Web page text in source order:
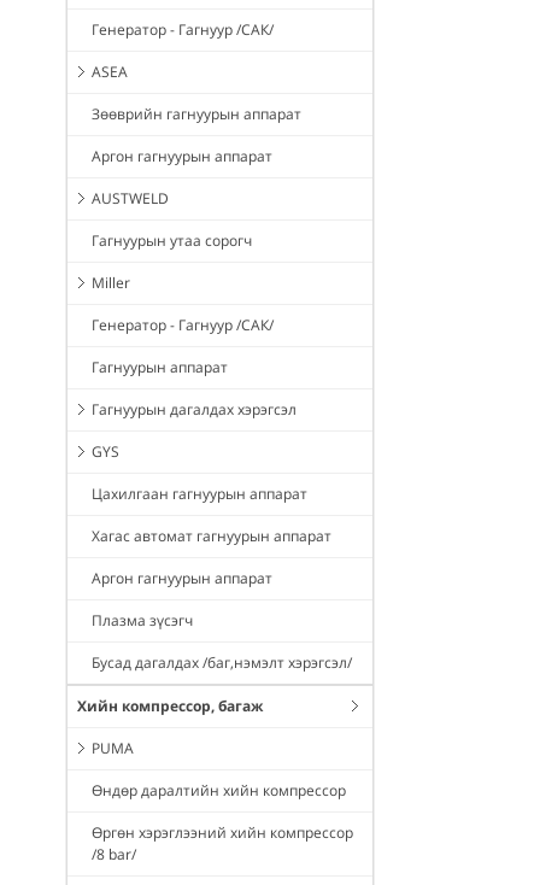
Генератор - Гагнуур /САК/
ASEA
Зөөврийн гагнуурын аппарат
Аргон гагнуурын аппарат
AUSTWELD
Гагнуурын утаа сорогч
Miller
Генератор - Гагнуур /САК/
Гагнуурын аппарат
Гагнуурын дагалдах хэрэгсэл
GYS
Цахилгаан гагнуурын аппарат
Хагас автомат гагнуурын аппарат
Аргон гагнуурын аппарат
Плазма зүсэгч
Бусад дагалдах /баг,нэмэлт хэрэгсэл/
Хийн компрессор, багаж
PUMA
Өндөр даралтийн хийн компрессор
Өргөн хэрэглээний хийн компрессор
/8 bar/